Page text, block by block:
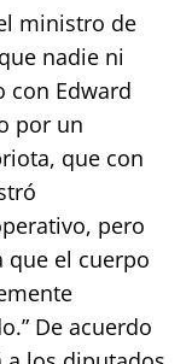
ministro de
nadie ni
con Edward
por un
que con
pero
que el cuerpo
De acuerdo